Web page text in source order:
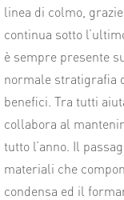
linea di colmo,
continua sotto
è sempre presente
normale stratigrafia
benefici. Tra tutti
collabora al
tutto l’anno. Il
materiali che
condensa ed il